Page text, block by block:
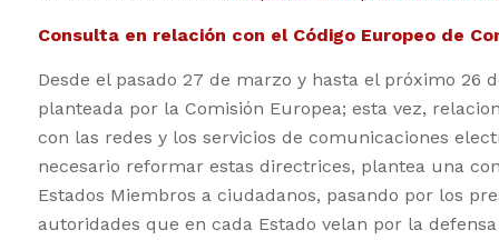
Consulta en relación con el Código Europeo de
Desde el pasado 27 de marzo y hasta el próximo
planteada por la Comisión Europea; esta vez,
con las redes y los servicios de comunicaciones
necesario reformar estas directrices, plantea una
Estados Miembros a ciudadanos, pasando por los
autoridades que en cada Estado velan por la